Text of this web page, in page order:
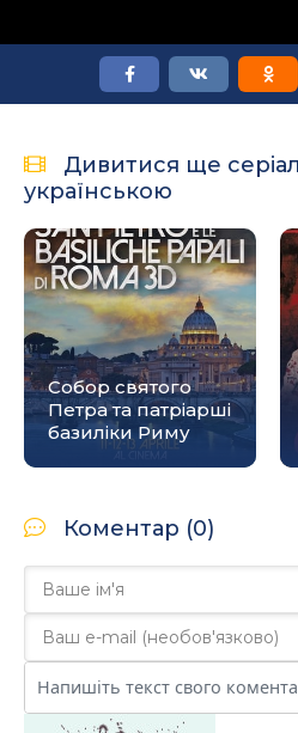
Дивитися ще
українською
Собор святого
Петра та патріарші
базиліки Риму
Коментар (0)